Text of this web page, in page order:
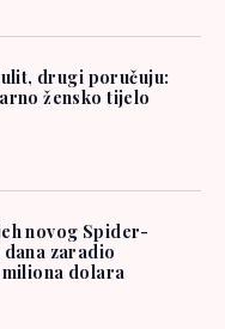
drugi poručuju:
žensko tijelo
novog Spider-
zaradio
dolara